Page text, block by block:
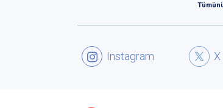
X
Instagram